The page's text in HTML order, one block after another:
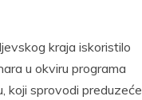
kraja iskoristilo
u okviru programa
koji sprovodi preduzeće